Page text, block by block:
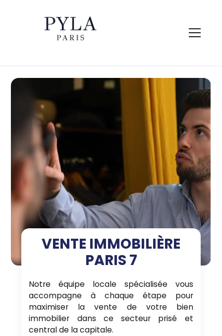
VENTE IMMOBILIÈRE
PARIS 7
Notre équipe locale spécialisée vous
accompagne à chaque étape pour
maximiser la vente de votre bien
immobilier dans ce secteur prisé et
central de la capitale.